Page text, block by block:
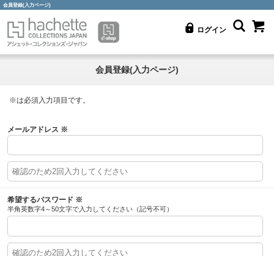
会員登録(入力ページ)
ログイン
会員登録(入力ページ)
※は必須入力項目です。
メールアドレス ※
希望するパスワード ※
半角英数字4～50文字で入力してください（記号不可）